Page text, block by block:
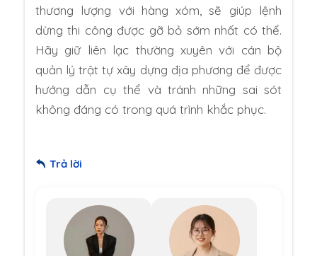
thương lượng với hàng xóm, sẽ giúp lệnh
dừng thi công được gỡ bỏ sớm nhất có thể.
Hãy giữ liên lạc thường xuyên với cán bộ
quản lý trật tự xây dựng địa phương để được
hướng dẫn cụ thể và tránh những sai sót
không đáng có trong quá trình khắc phục.
Trả lời